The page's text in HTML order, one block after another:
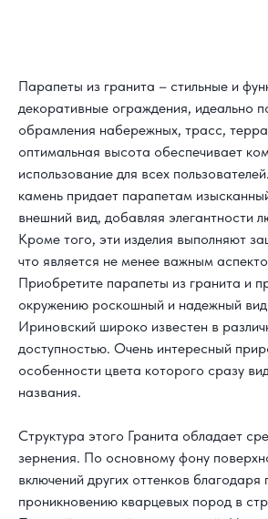
Парапеты из гранита – стильные и
декоративные ограждения, идеально
обрамления набережных, трасс,
оптимальная высота обеспечивает
использование для всех
камень придает парапетам
внешний вид, добавляя элегантности
Кроме того, эти изделия выполняют
что является не менее важным
Приобретите парапеты из гранита и
окружению роскошный и надежный
Ириновский широко известен в
доступностью. Очень интересный
особенности цвета которого сразу
названия.
Структура этого Гранита обладает
зернения. По основному фону
включений других оттенков благодаря
проникновению кварцевых пород в